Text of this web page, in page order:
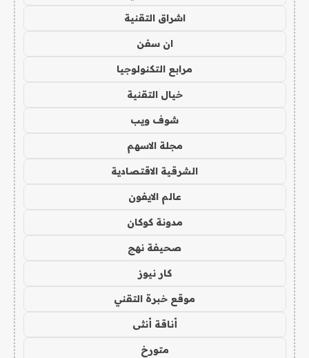
اشراق التقنية
ان سفن
مرابع التكنولوجيا
خيال التقنية
شوف ويب
مجلة الاسهم
الشرقية الاقتصادية
عالم الايفون
مدونة كوكان
صحيفة نهج
كار نيوز
موقع خبرة التقني
أناقة أنثى
متورخ